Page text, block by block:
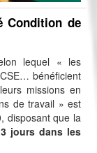
Condition de
lequel « les
bénéficient
missions en
de travail » est
disposant que la
jours dans les